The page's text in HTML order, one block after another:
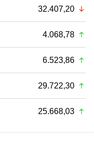
32.407,20
4.068,78
6.523,86
29.722,30
25.668,03